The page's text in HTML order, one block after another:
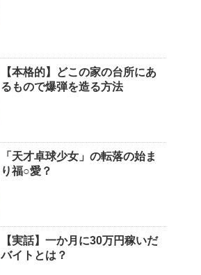
【本格的】どこの家の台所にあ
るもので爆弾を造る方法
「天才卓球少女」の転落の始ま
り福○愛？
【実話】一か月に30万円稼いだ
バイトとは？